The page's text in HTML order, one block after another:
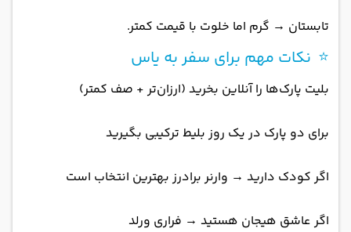
تابستان → گرم اما خلوت با قیمت کمتر.
⭐ نکات مهم برای سفر به یاس
بلیت پارک‌ها را آنلاین بخرید (ارزان‌تر + صف کمتر)
برای دو پارک در یک روز بلیط ترکیبی بگیرید
اگر کودک دارید → وارنر برادرز بهترین انتخاب است
اگر عاشق هیجان هستید → فراری ورلد